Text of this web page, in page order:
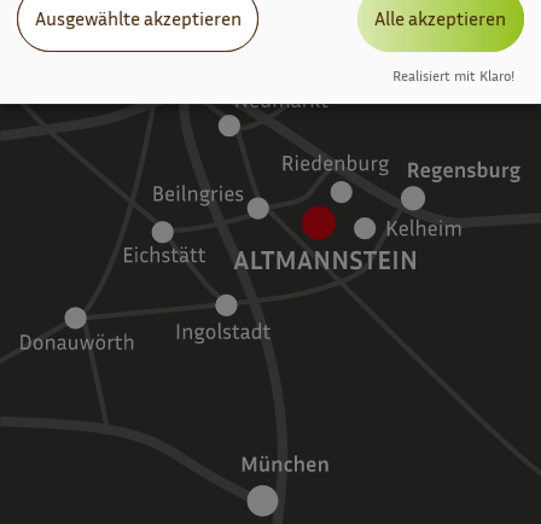
Ausgewählte akzeptieren Alle akzeptieren
Realisiert mit Klaro!